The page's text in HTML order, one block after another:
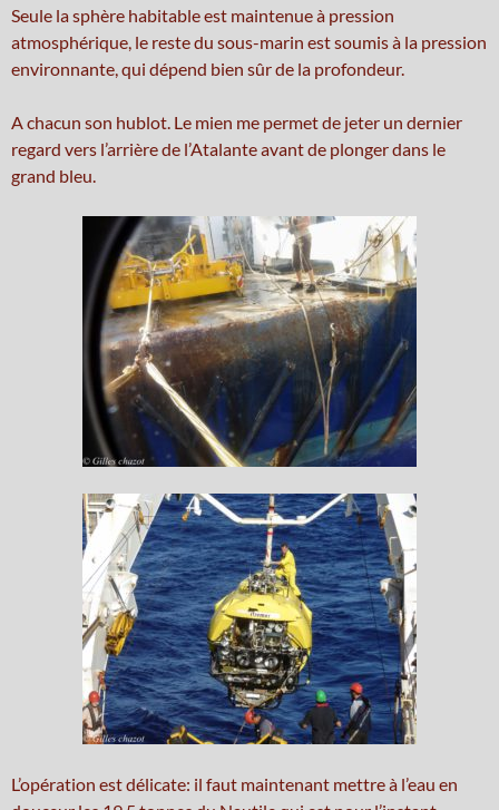
Seule la sphère habitable est maintenue à pression
atmosphérique, le reste du sous-marin est soumis à la pression
environnante, qui dépend bien sûr de la profondeur.
A chacun son hublot. Le mien me permet de jeter un dernier
regard vers l’arrière de l’Atalante avant de plonger dans le
grand bleu.
L’opération est délicate: il faut maintenant mettre à l’eau en